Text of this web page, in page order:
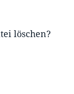
löschen?